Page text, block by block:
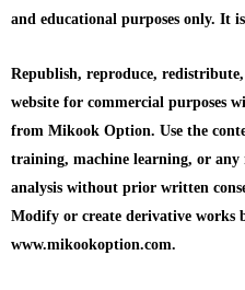
and educational purposes only. It
Republish, reproduce,
website for commercial purposes
from Mikook Option. Use the
training, machine learning, or
analysis without prior written
Modify or create derivative works
www.mikookoption.com.